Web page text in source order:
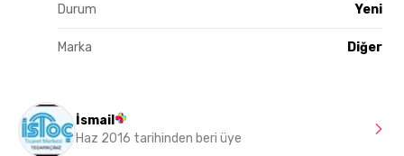
Durum Yeni
Marka Diğer
İsmail
Haz 2016 tarihinden beri üye